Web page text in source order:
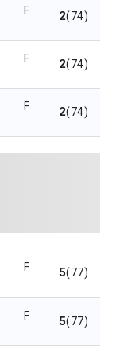
F 2(74)
F 2(74)
F 2(74)
F 5(77)
F 5(77)